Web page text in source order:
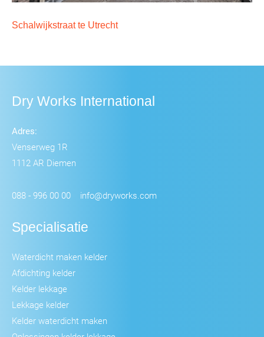
Schalwijkstraat te Utrecht
Dry Works International
Adres:
Venserweg 1R
1112 AR Diemen
088 - 996 00 00 info@dryworks.com
Specialisatie
Waterdicht maken kelder
Afdichting kelder
Kelder lekkage
Lekkage kelder
Kelder waterdicht maken